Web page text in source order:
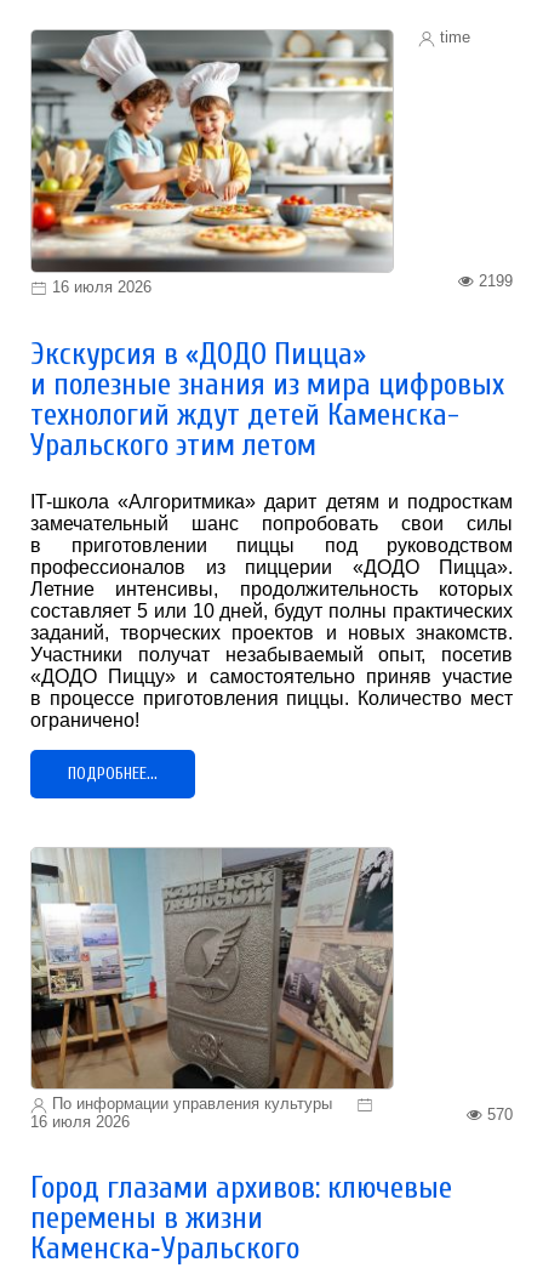
time
16 июля 2026 2199
Экскурсия в «ДОДО Пицца»
и полезные знания из мира цифровых
технологий ждут детей Каменска-
Уральского этим летом
IT-школа «Алгоритмика» дарит детям и подросткам
замечательный шанс попробовать свои силы
в приготовлении пиццы под руководством
профессионалов из пиццерии «ДОДО Пицца».
Летние интенсивы, продолжительность которых
составляет 5 или 10 дней, будут полны практических
заданий, творческих проектов и новых знакомств.
Участники получат незабываемый опыт, посетив
«ДОДО Пиццу» и самостоятельно приняв участие
в процессе приготовления пиццы. Количество мест
ограничено!
ПОДРОБНЕЕ...
По информации управления культуры
16 июля 2026
570
Город глазами архивов: ключевые
перемены в жизни
Каменска‑Уральского